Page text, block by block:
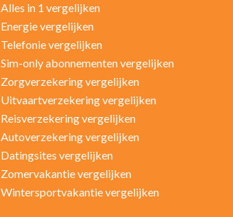
Alles in 1 vergelijken
Energie vergelijken
Telefonie vergelijken
Sim-only abonnementen vergelijken
Zorgverzekering vergelijken
Uitvaartverzekering vergelijken
Reisverzekering vergelijken
Autoverzekering vergelijken
Datingsites vergelijken
Zomervakantie vergelijken
Wintersportvakantie vergelijken